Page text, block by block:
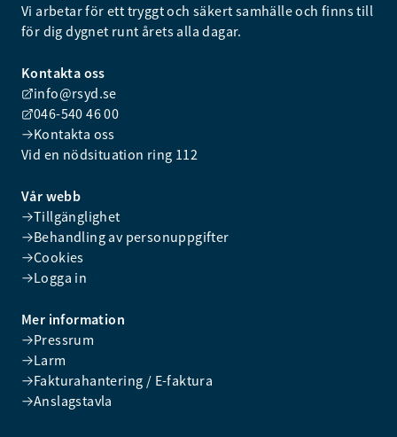
Vi arbetar för ett tryggt och säkert samhälle och finns till
för dig dygnet runt årets alla dagar.
Kontakta oss
info@rsyd.se
046-540 46 00
Kontakta oss
Vid en nödsituation ring 112
Vår webb
Tillgänglighet
Behandling av personuppgifter
Cookies
Logga in
Mer information
Pressrum
Larm
Fakturahantering / E-faktura
Anslagstavla